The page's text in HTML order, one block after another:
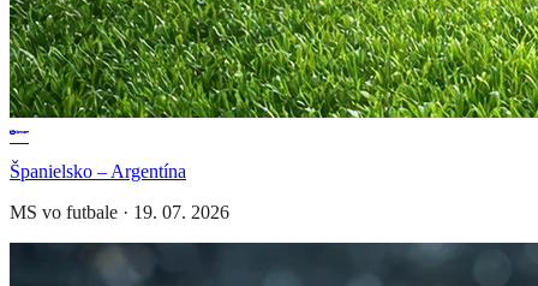
Španielsko – Argentína
MS vo futbale · 19. 07. 2026